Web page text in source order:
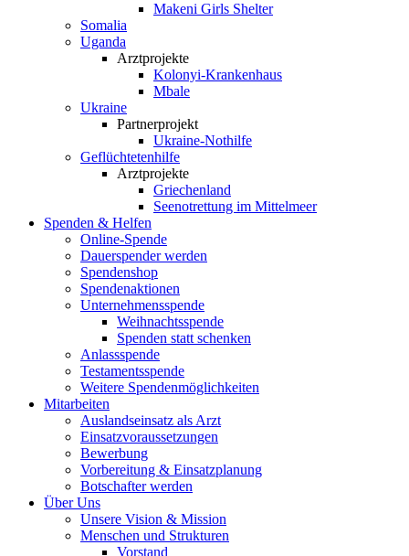
Makeni Girls Shelter
Somalia
Uganda
Arztprojekte
Kolonyi-Krankenhaus
Mbale
Ukraine
Partnerprojekt
Ukraine-Nothilfe
Geflüchtetenhilfe
Arztprojekte
Griechenland
Seenotrettung im Mittelmeer
Spenden & Helfen
Online-Spende
Dauerspender werden
Spendenshop
Spendenaktionen
Unternehmens­spende
Weihnachtsspende
Spenden statt schenken
Anlassspende
Testamentsspende
Weitere Spenden­möglichkeiten
Mitarbeiten
Auslandseinsatz als Arzt
Einsatzvoraussetzungen
Bewerbung
Vorbereitung & Einsatzplanung
Botschafter werden
Über Uns
Unsere Vision & Mission
Menschen und Strukturen
Vorstand